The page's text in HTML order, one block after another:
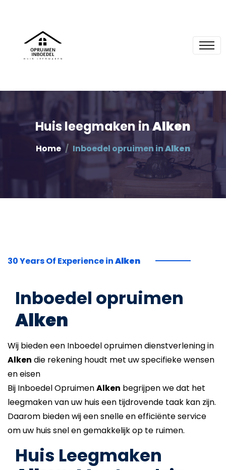
Huis leegmaken inAlken
Home Inboedel opruimen inAlken
30 Years Of Experience inAlken
Inboedel opruimen
Alken
Wij bieden een Inboedel opruimen dienstverlening in
Alken die rekening houdt met uw specifieke wensen
en eisen
Bij Inboedel OpruimenAlken begrijpen we dat het
leegmaken van uw huis een tijdrovende taak kan zijn.
Daarom bieden wij een snelle en efficiënte service
om uw huis snel en gemakkelijk op te ruimen.
Huis Leegmaken